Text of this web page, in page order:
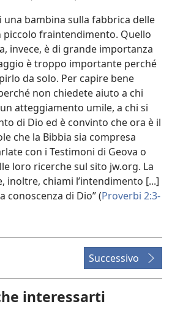
una bambina sulla fabbrica delle
piccolo fraintendimento. Quello
invece, è di grande importanza
è troppo importante perché
da solo. Per capire bene
non chiedete aiuto a chi
atteggiamento umile, a chi si
di Dio ed è convinto che ora è il
che la Bibbia sia compresa
con i Testimoni di Geova o
loro ricerche sul sito jw.org. La
inoltre, chiami l’intendimento [...]
conoscenza di Dio” (Proverbi 2:3-
Successivo
interessarti